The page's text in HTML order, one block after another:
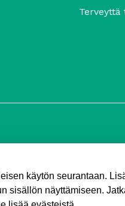
käytön seurantaan.
sisällön näyttämiseen.